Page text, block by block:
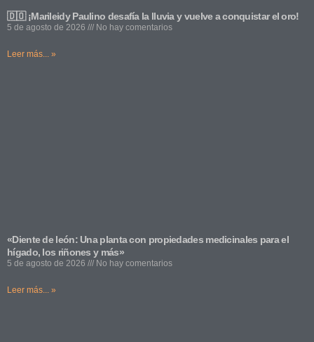
🇩🇴 ¡Marileidy Paulino desafía la lluvia y vuelve a conquistar el oro!
5 de agosto de 2026 No hay comentarios
Leer más... »
«Diente de león: Una planta con propiedades medicinales para el
hígado, los riñones y más»
5 de agosto de 2026 No hay comentarios
Leer más... »